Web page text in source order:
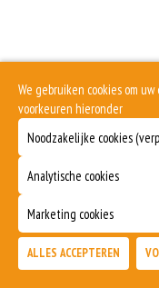
We gebruiken cookies om
voorkeuren hieronder
Noodzakelijke cookies
Analytische cookies
Marketing cookies
ALLES ACCEPTEREN